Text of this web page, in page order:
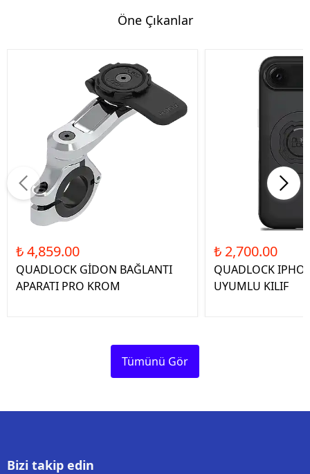
Öne Çıkanlar
₺ 4,859.00
QUADLOCK GİDON BAĞLANTI
APARATI PRO KROM
₺ 2,700.00
QUADLOCK
UYUMLU KILIF
Tümünü Gör
Bizi takip edin